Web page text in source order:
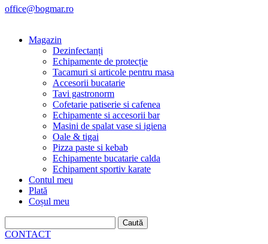
office@bogmar.ro
Magazin
Dezinfectanți
Echipamente de protecție
Tacamuri si articole pentru masa
Accesorii bucatarie
Tavi gastronorm
Cofetarie patiserie si cafenea
Echipamente si accesorii bar
Masini de spalat vase si igiena
Oale & tigai
Pizza paste si kebab
Echipamente bucatarie calda
Echipament sportiv karate
Contul meu
Plată
Coșul meu
după:
CONTACT